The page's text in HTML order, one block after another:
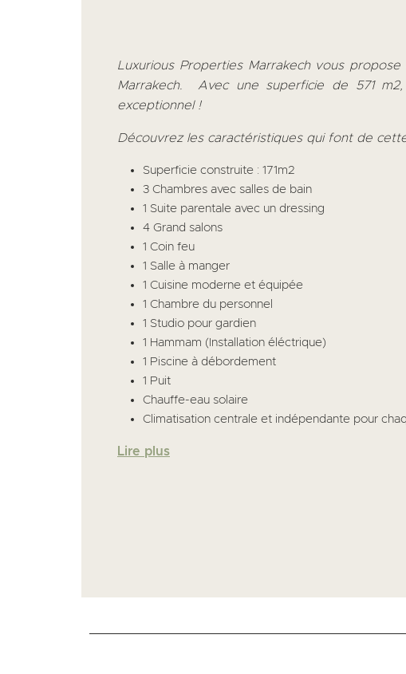
Luxurious Properties Marrakech vous
Marrakech. Avec une superficie de 571
exceptionnel !
Découvrez les caractéristiques qui font de
Superficie construite : 171m2
3 Chambres avec salles de bain
1 Suite parentale avec un dressing
4 Grand salons
1 Coin feu
1 Salle à manger
1 Cuisine moderne et équipée
1 Chambre du personnel
1 Studio pour gardien
1 Hammam (Installation éléctrique)
1 Piscine à débordement
1 Puit
Chauffe-eau solaire
Climatisation centrale et indépendante pour
Lire plus